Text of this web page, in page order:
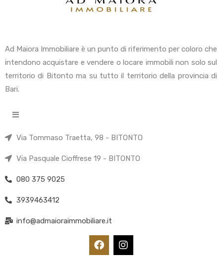
Ad Maiora Immobiliare è un punto di riferimento per coloro che
intendono acquistare e vendere o locare immobili non solo sul
territorio di Bitonto ma su tutto il territorio della provincia di
Bari.
Via Tommaso Traetta, 98 - BITONTO
Via Pasquale Cioffrese 19 - BITONTO
080 375 9025
3939463412
info@admaioraimmobiliare.it